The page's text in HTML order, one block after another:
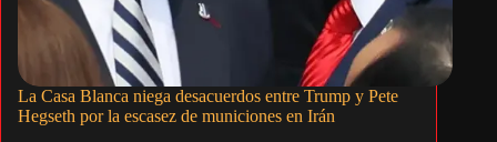
La Casa Blanca niega desacuerdos entre Trump y Pete
Hegseth por la escasez de municiones en Irán